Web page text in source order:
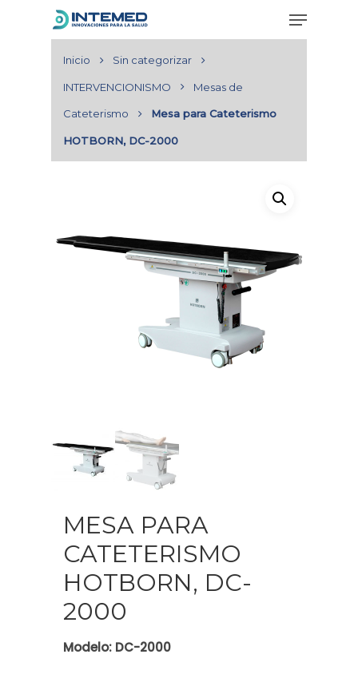
Inicio Sin categorizar
INTERVENCIONISMO Mesas de
Cateterismo Mesa para Cateterismo
HOTBORN, DC-2000
MESA PARA
CATETERISMO
HOTBORN, DC-
2000
Modelo: DC-2000